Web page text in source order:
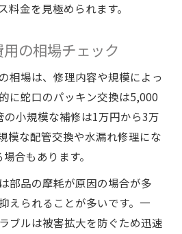
料金を見極められます。
の相場チェック
相場は、修理内容や規模によっ
に蛇口のパッキン交換は5,000
小規模な補修は1万円から3万
模な配管交換や水漏れ修理にな
合もあります。
部品の摩耗が原因の場合が多
えられることが多いです。一
ブルは被害拡大を防ぐため迅速